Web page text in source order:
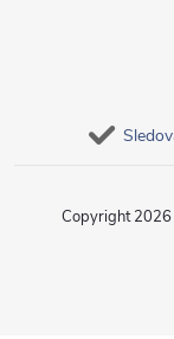
Copyright 2026